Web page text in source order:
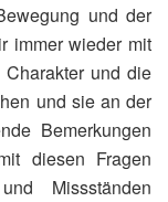
und der
immer wieder mit
und die
und sie an der
Bemerkungen
diesen Fragen
Missständen